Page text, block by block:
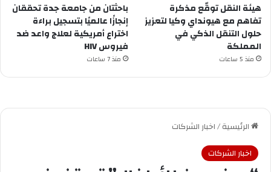
هيئة النقل توقّع مذكرة
تفاهم مع هيونداي وكيا لتعزيز
حلول التنقل الذكي في
المملكة
منذ 5 ساعات
باحثتان من جامعة جدة تحققان
إنجازًا عالميًا بتسجيل براءة
اختراع أمريكية لعلاج واعد ضد
فيروس HIV
منذ 7 ساعات